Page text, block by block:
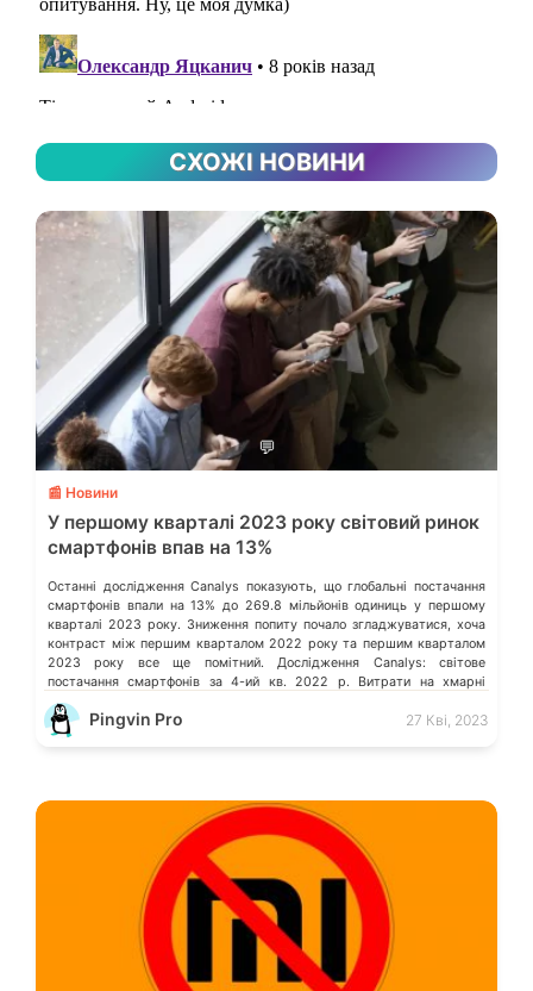
СХОЖІ НОВИНИ
💬
📰 Новини
У першому кварталі 2023 року світовий ринок
смартфонів впав на 13%
Останні дослідження Canalys показують, що глобальні постачання
смартфонів впали на 13% до 269.8 мільйонів одиниць у першому
кварталі 2023 року. Зниження попиту почало згладжуватися, хоча
контраст між першим кварталом 2022 року та першим кварталом
2023 року все ще помітний. Дослідження Canalys: світове
постачання смартфонів за 4-ий кв. 2022 р. Витрати на хмарні
послуги в усьому […]
Pingvin Pro 27 Кві, 2023